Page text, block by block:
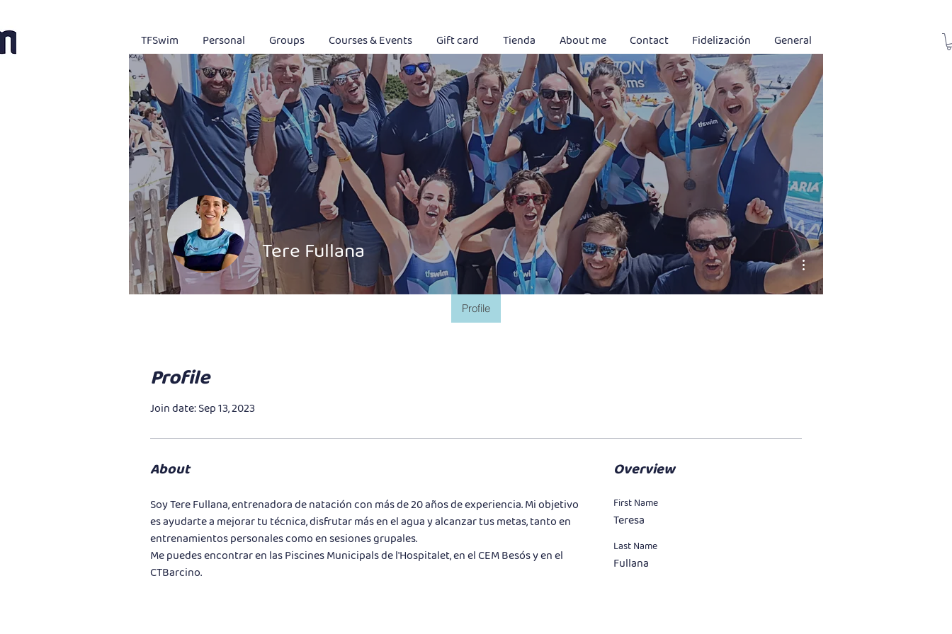
TFSwim Personal Groups Courses & Events Gift card Tienda About me Contact Fidelización General
Profile
Join date: Sep 13, 2023
About
Soy Tere Fullana, entrenadora de natación con más de 20 años de experiencia. Mi objetivo
es ayudarte a mejorar tu técnica, disfrutar más en el agua y alcanzar tus metas, tanto en
entrenamientos personales como en sesiones grupales.
Me puedes encontrar en las Piscines Municipals de l'Hospitalet, en el CEM Besós y en el
CTBarcino.
Overview
First Name
Teresa
Last Name
Fullana
Tere Fullana More actions
Profile